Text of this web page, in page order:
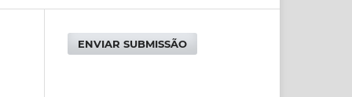
ENVIAR SUBMISSÃO